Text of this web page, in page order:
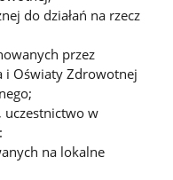
do działań na rzecz
przez
i Oświaty Zdrowotnej
uczestnictwo w
na lokalne